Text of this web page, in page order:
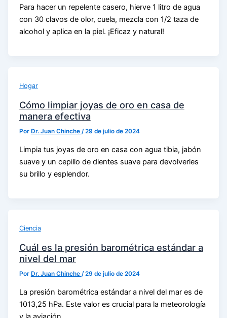
Para hacer un repelente casero, hierve 1 litro de agua
con 30 clavos de olor, cuela, mezcla con 1/2 taza de
alcohol y aplica en la piel. ¡Eficaz y natural!
Hogar
Cómo limpiar joyas de oro en casa de
manera efectiva
Por Dr. Juan Chinche /29 de julio de 2024
Limpia tus joyas de oro en casa con agua tibia, jabón
suave y un cepillo de dientes suave para devolverles
su brillo y esplendor.
Ciencia
Cuál es la presión barométrica estándar a
nivel del mar
Por Dr. Juan Chinche /29 de julio de 2024
La presión barométrica estándar a nivel del mar es de
1013,25 hPa. Este valor es crucial para la meteorología